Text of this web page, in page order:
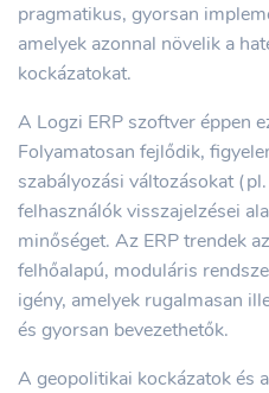
pragmatikus, gyorsan
amelyek azonnal növelik a
kockázatokat.
A Logzi ERP szoftver éppen
Folyamatosan fejlődik,
szabályozási változásokat
felhasználók visszajelzései
minőséget. Az ERP trendek
felhőalapú, moduláris
igény, amelyek rugalmasan
és gyorsan bevezethetők.
A geopolitikai kockázatok és